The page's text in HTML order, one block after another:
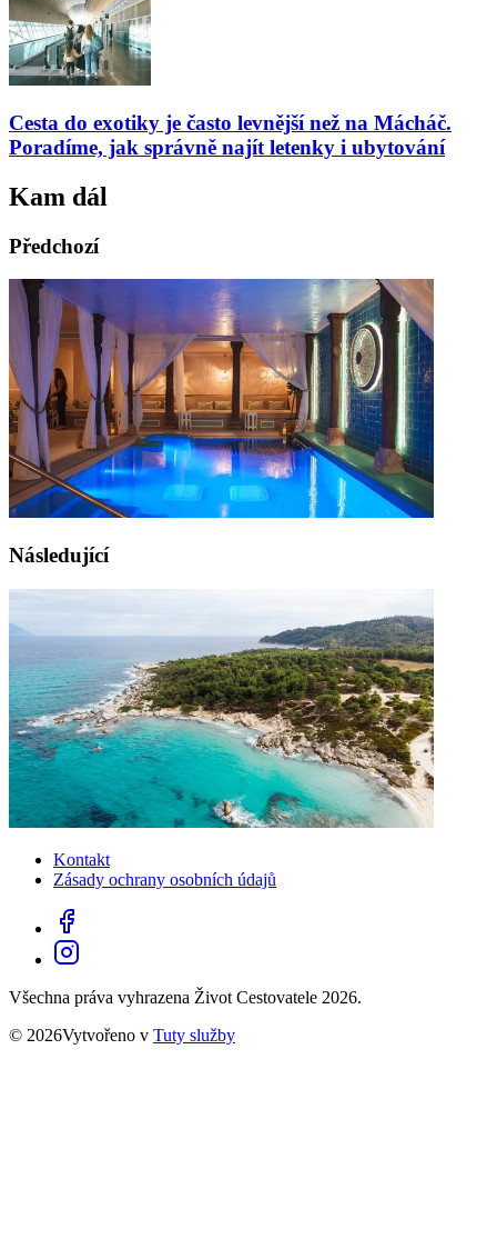
Cesta do exotiky je často levnější než na Mácháč.
Poradíme, jak správně najít letenky i ubytování
Kam dál
Předchozí
Následující
Kontakt
Zásady ochrany osobních údajů
Všechna práva vyhrazena Život Cestovatele 2026.
© 2026Vytvořeno v Tuty služby